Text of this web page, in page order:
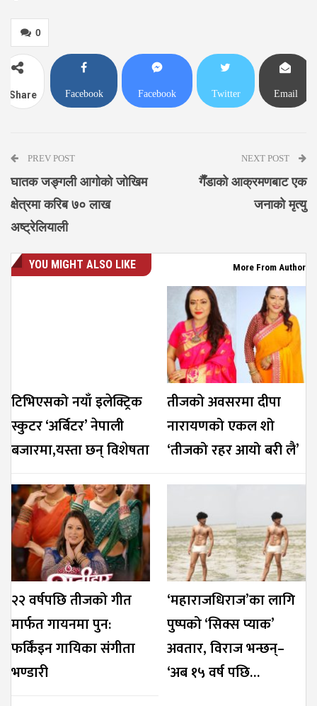
0
Share Facebook Facebook Twitter Email
PREV POST
घातक जङ्गली आगोको जोखिम
क्षेत्रमा करिब ७० लाख
अष्ट्रेलियाली
NEXT POST
गैँडाको आक्रमणबाट एक
जनाको मृत्यु
YOU MIGHT ALSO LIKE More From Author
टिभिएसको नयाँ इलेक्ट्रिक
स्कुटर ‘अर्बिटर’ नेपाली
बजारमा,यस्ता छन् विशेषता
तीजको अवसरमा दीपा
नारायणको एकल शो
‘तीजको रहर आयो बरी लै’
२२ वर्षपछि तीजको गीत
मार्फत गायनमा पुन:
फर्किंइन गायिका संगीता
भण्डारी
‘महाराजधिराज’का लागि
पुष्पको ‘सिक्स प्याक’
अवतार, विराज भन्छन्–
‘अब १५ वर्ष पछि…